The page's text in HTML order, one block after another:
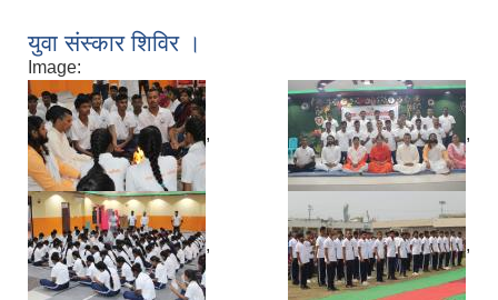
युवा संस्कार शिविर ।
Image:
, ,
, ,